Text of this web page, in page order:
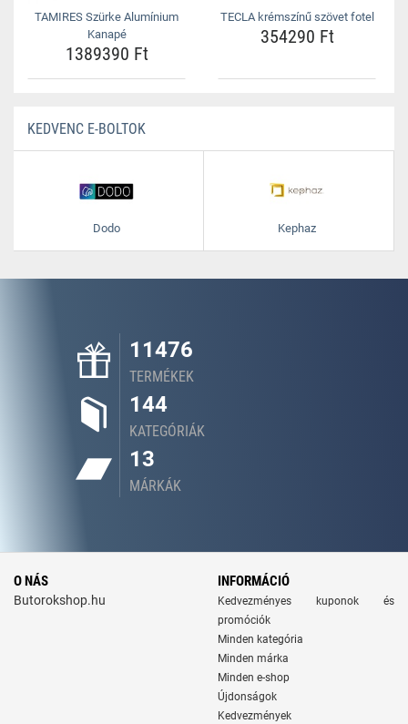
TAMIRES Szürke Alumínium
Kanapé
1389390 Ft
TECLA krémszínű szövet fotel
354290 Ft
KEDVENC E-BOLTOK
Dodo Kephaz
11476
TERMÉKEK
144
KATEGÓRIÁK
13
MÁRKÁK
O NÁS
Butorokshop.hu
INFORMÁCIÓ
Kedvezményes kuponok és
promóciók
Minden kategória
Minden márka
Minden e-shop
Újdonságok
Kedvezmények